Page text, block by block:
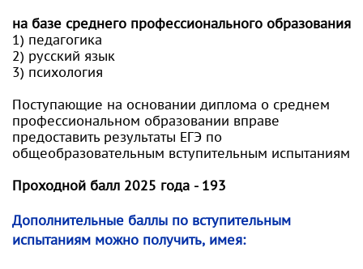
на базе среднего профессионального образования
1) педагогика
2) русский язык
3) психология
Поступающие на основании диплома о среднем
профессиональном образовании вправе
предоставить результаты ЕГЭ по
общеобразовательным вступительным испытаниям
Проходной балл 2025 года - 193
Дополнительные баллы по вступительным
испытаниям можно получить, имея: